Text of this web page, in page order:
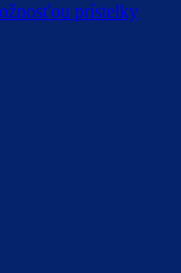
prístelky